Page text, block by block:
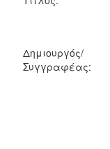
Δημιουργός/
Συγγραφέας: